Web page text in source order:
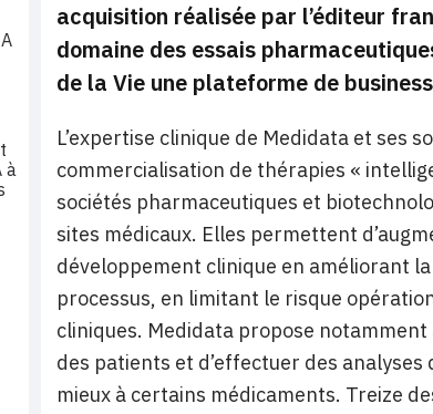
acquisition réalisée par l’éditeur
domaine des essais
de la Vie une plateforme de
L’expertise clinique de Medidata et ses
commercialisation de thérapies «
sociétés pharmaceutiques et
sites médicaux. Elles permettent
développement clinique en améliorant
processus, en limitant le risque
cliniques. Medidata propose
des patients et d’effectuer des
mieux à certains médicaments. Treize
à